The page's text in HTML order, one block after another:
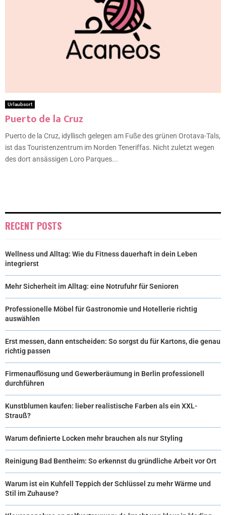
Urlaubsort
Puerto de la Cruz
Puerto de la Cruz, idyllisch gelegen am Fuße des grünen Orotava-Tals,
ist das Touristenzentrum im Norden Teneriffas. Nicht zuletzt wegen
des dort ansässigen Loro Parques...
RECENT POSTS
Wellness und Alltag: Wie du Fitness dauerhaft in dein Leben
integrierst
Mehr Sicherheit im Alltag: eine Notrufuhr für Senioren
Professionelle Möbel für Gastronomie und Hotellerie richtig
auswählen
Erst messen, dann entscheiden: So sorgst du für Kartons, die genau
richtig passen
Firmenauflösung und Gewerberäumung in Berlin professionell
durchführen
Kunstblumen kaufen: lieber realistische Farben als ein XXL-
Strauß?
Warum definierte Locken mehr brauchen als nur Styling
Reinigung Bad Bentheim: So erkennst du gründliche Arbeit vor Ort
Warum ist ein Kuhfell Teppich der Schlüssel zu mehr Wärme und
Stil im Zuhause?